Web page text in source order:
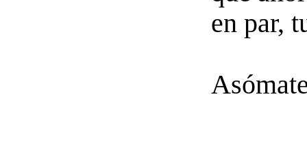
en par,